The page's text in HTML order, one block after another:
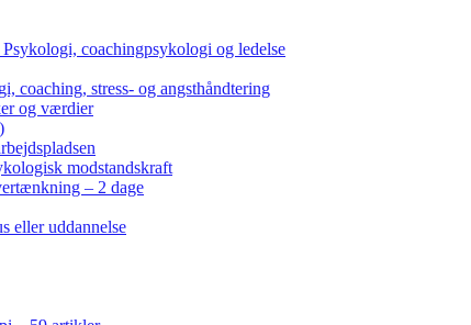
coachingpsykologi og ledelse
coaching, stress- og angsthåndtering
og værdier
modstandskraft
– 2 dage
eller uddannelse